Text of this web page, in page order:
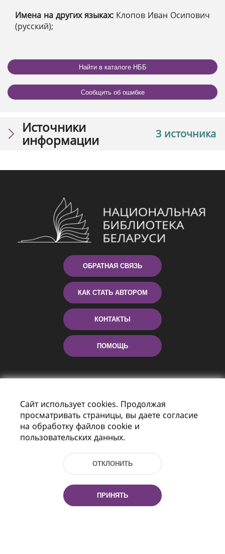
Имена на других языках: Клопов Иван Осипович
(русский);
Найти в каталоге НББ
Сообщить об ошибке
3 источника
Источники
информации
ОБРАТНАЯ СВЯЗЬ
КАК СТАТЬ АВТОРОМ
КОНТАКТЫ
ПОМОЩЬ
Пр-т Независимости 116
г. Минск, Республика Беларусь, 220114
Тел.: (+375 17) 368 37 37, Факс: (+375 17)
Эл. почта: inbox@nlb.by
Сайт использует cookies. Продолжая
просматривать страницы, вы даете согласие
на обработку файлов cookie и
пользовательских данных.
ОТКЛОНИТЬ
ПРИНЯТЬ